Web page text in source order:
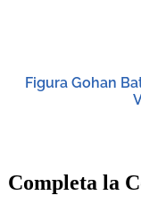
Figura Gohan
Completa la